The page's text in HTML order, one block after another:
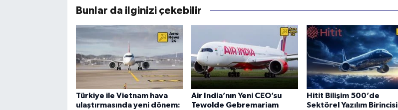
Bunlar da ilginizi çekebilir
Türkiye ile Vietnam hava
ulaştırmasında yeni dönem:
Air India’nın Yeni CEO’su
Tewolde Gebremariam
Hitit Bilişim 500’de
Sektörel Yazılım Birincisi